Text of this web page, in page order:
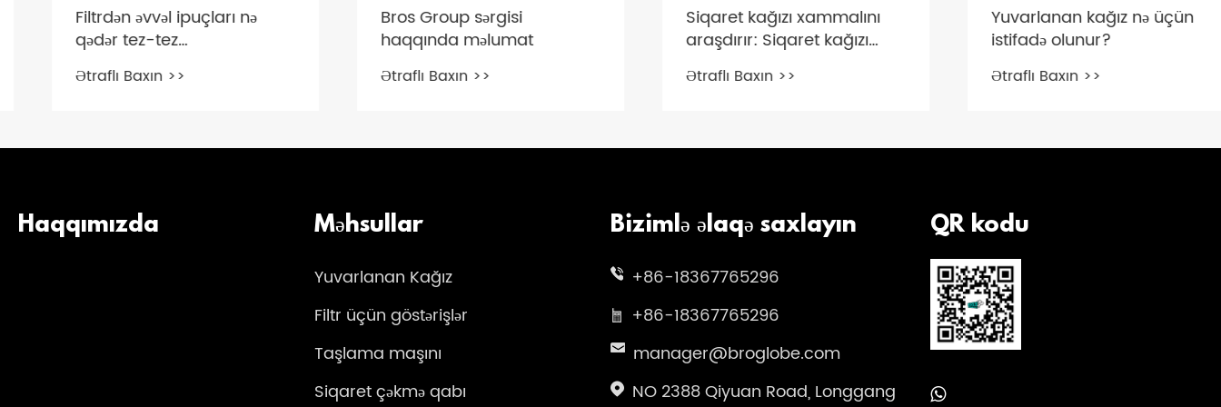
Filtrdən əvvəl ipuçları nə
qədər tez-tez
dəyişdirilməlidir?
Ətraflı Baxın >>
Bros Group sərgisi
haqqında məlumat
Ətraflı Baxın >>
Siqaret kağızı xammalını
araşdırır: Siqaret kağızı
hazırlamaq üçün hansı
materiallardan istifadə edilə
Ətraflı Baxın >>
Yuvarlanan kağız nə üçün
istifadə olunur?
Ətraflı Baxın >>
Haqqımızda Məhsullar
Yuvarlanan Kağız
Filtr üçün göstərişlər
Taşlama maşını
Siqaret çəkmə qabı
Bizimlə əlaqə saxlayın
+86-18367765296
+86-18367765296
manager@broglobe.com
NO 2388 Qiyuan Road, Longgang
QR kodu